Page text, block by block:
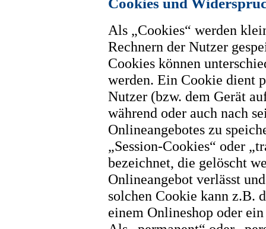
Als „Cookies“ werden
Rechnern der Nutzer
Cookies können
werden. Ein Cookie dient
Nutzer (bzw. dem Gerät
während oder auch nach
Onlineangebotes zu
„Session-Cookies“ oder
bezeichnet, die gelöscht
Onlineangebot verlässt
solchen Cookie kann z.B.
einem Onlineshop oder